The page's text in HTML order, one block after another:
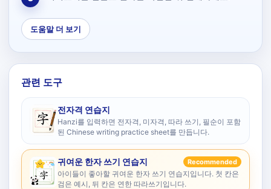
도움말 더 보기
관련 도구
전자격 연습지
Hanzi를 입력하면 전자격, 미자격, 따라 쓰기, 필순이 포함
된 Chinese writing practice sheet를 만듭니다.
귀여운 한자 쓰기 연습지 Recommended
아이들이 좋아할 귀여운 한자 쓰기 연습지입니다. 첫 칸은
검은 예시, 뒤 칸은 연한 따라쓰기입니다.